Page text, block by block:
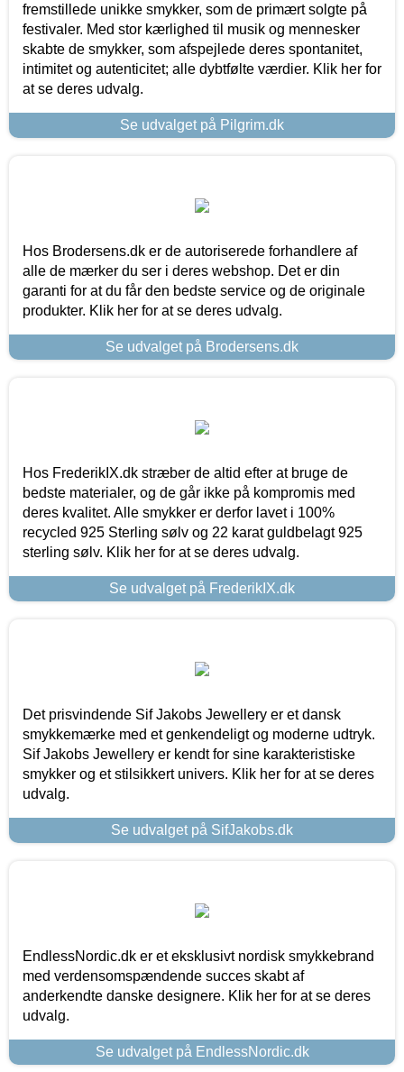
fremstillede unikke smykker, som de primært solgte på
festivaler. Med stor kærlighed til musik og mennesker
skabte de smykker, som afspejlede deres spontanitet,
intimitet og autenticitet; alle dybtfølte værdier. Klik her for
at se deres udvalg.
Se udvalget på Pilgrim.dk
Hos Brodersens.dk er de autoriserede forhandlere af
alle de mærker du ser i deres webshop. Det er din
garanti for at du får den bedste service og de originale
produkter. Klik her for at se deres udvalg.
Se udvalget på Brodersens.dk
Hos FrederikIX.dk stræber de altid efter at bruge de
bedste materialer, og de går ikke på kompromis med
deres kvalitet. Alle smykker er derfor lavet i 100%
recycled 925 Sterling sølv og 22 karat guldbelagt 925
sterling sølv. Klik her for at se deres udvalg.
Se udvalget på FrederikIX.dk
Det prisvindende Sif Jakobs Jewellery er et dansk
smykkemærke med et genkendeligt og moderne udtryk.
Sif Jakobs Jewellery er kendt for sine karakteristiske
smykker og et stilsikkert univers. Klik her for at se deres
udvalg.
Se udvalget på SifJakobs.dk
EndlessNordic.dk er et eksklusivt nordisk smykkebrand
med verdensomspændende succes skabt af
anderkendte danske designere. Klik her for at se deres
udvalg.
Se udvalget på EndlessNordic.dk